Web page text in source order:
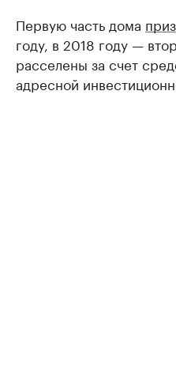
Первую часть дома
году, в 2018 году —
расселены за счет
адресной